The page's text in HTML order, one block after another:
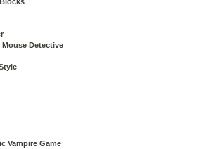
Detective
Vampire Game